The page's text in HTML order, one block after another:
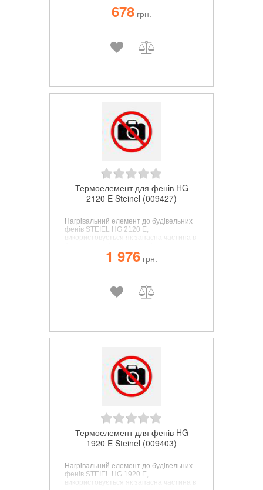
вийшовшого з ладу елемента.
678 грн.
Термоелемент для фенів HG
2120 E Steinel (009427)
Нагрівальний елемент до будівельних
фенів STEIEL HG 2120 E,
використовується як запасна частина в
встановлюється замість вийшовшого з
ладу елемента.1 976 грн.
Термоелемент для фенів HG
1920 E Steinel (009403)
Нагрівальний елемент до будівельних
фенів STEIEL HG 1920 E,
використовується як запасна частина в